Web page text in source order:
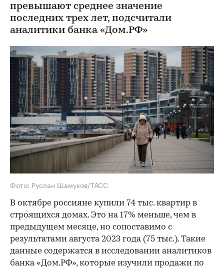
превышают среднее значение
последних трех лет, подсчитали
аналитики банка «Дом.РФ»
Фото: Руслан Шамуков/ТАСС
В октябре россияне купили 74 тыс. квартир в
строящихся домах. Это на 17% меньше, чем в
предыдущем месяце, но сопоставимо с
результатами августа 2023 года (75 тыс.). Такие
данные содержатся в исследовании аналитиков
банка «Дом.РФ», которые изучили продажи по